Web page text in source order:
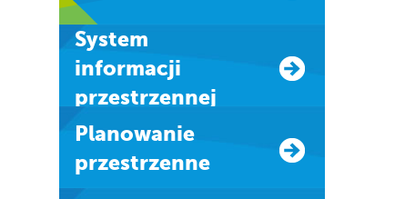
system
informacji
przestrzennej
Planowanie
przestrzenne